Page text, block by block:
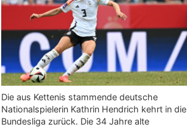
Die aus Kettenis stammende deutsche
Nationalspielerin Kathrin Hendrich kehrt in die
Bundesliga zurück. Die 34 Jahre alte